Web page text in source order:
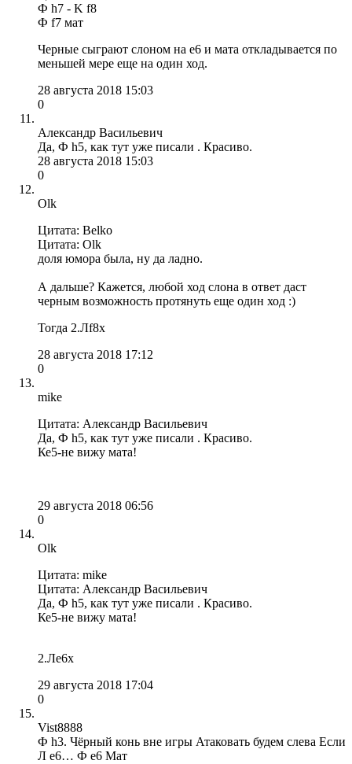
Ф h7 - K f8
Ф f7 мат
Черные сыграют слоном на е6 и мата откладывается по
меньшей мере еще на один ход.
28 августа 2018 15:03
0
Александр Васильевич
Да, Ф h5, как тут уже писали . Красиво.
28 августа 2018 15:03
0
Olk
Цитата: Belko
Цитата: Olk
доля юмора была, ну да ладно.
А дальше? Кажется, любой ход слона в ответ даст
черным возможность протянуть еще один ход :)
Тогда 2.Лf8x
28 августа 2018 17:12
0
mike
Цитата: Александр Васильевич
Да, Ф h5, как тут уже писали . Красиво.
Ке5-не вижу мата!
29 августа 2018 06:56
0
Olk
Цитата: mike
Цитата: Александр Васильевич
Да, Ф h5, как тут уже писали . Красиво.
Ке5-не вижу мата!
2.Лe6x
29 августа 2018 17:04
0
Vist8888
Ф h3. Чёрный конь вне игры Атаковать будем слева Если
Л е6… Ф е6 Мат